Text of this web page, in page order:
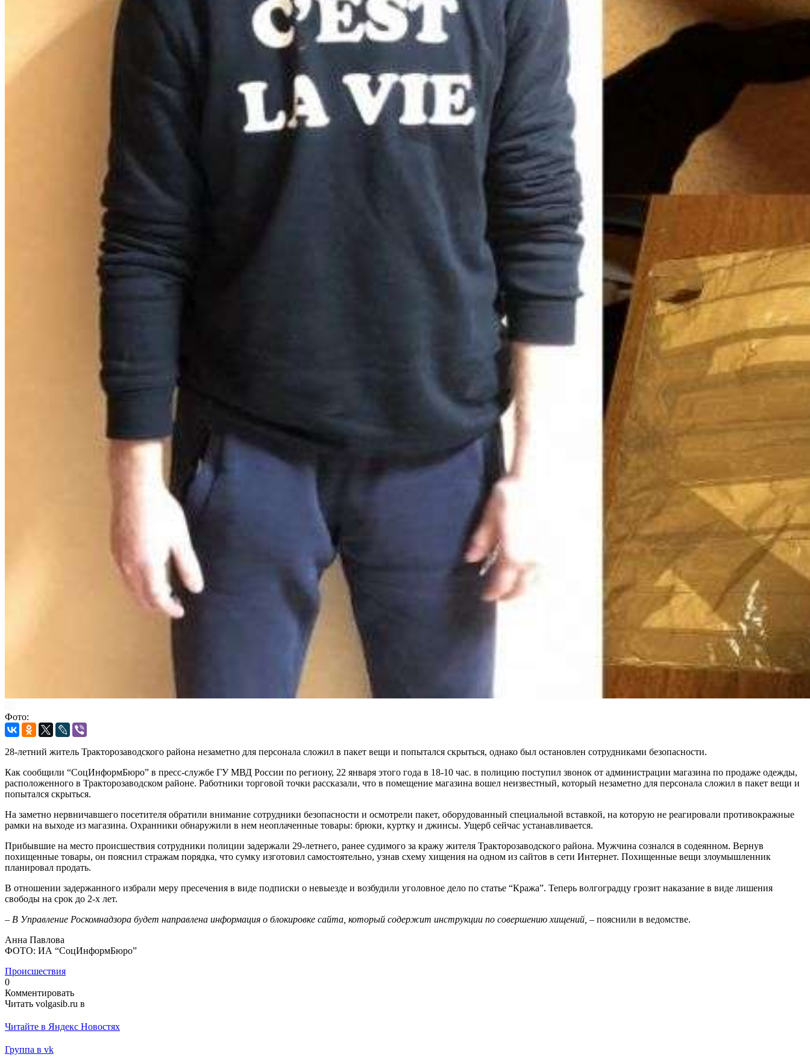
Фото:
28-летний житель Тракторозаводского района незаметно для персонала сложил в пакет вещи и попытался скрыться, однако был остановлен сотрудниками безопасности.
Как сообщили “СоцИнформБюро” в пресс-службе ГУ МВД России по региону, 22 января этого года в 18-10 час. в полицию поступил звонок от администрации магазина по продаже одежды,
расположенного в Тракторозаводском районе. Работники торговой точки рассказали, что в помещение магазина вошел неизвестный, который незаметно для персонала сложил в пакет вещи и
попытался скрыться.
На заметно нервничавшего посетителя обратили внимание сотрудники безопасности и осмотрели пакет, оборудованный специальной вставкой, на которую не реагировали противокражные
рамки на выходе из магазина. Охранники обнаружили в нем неоплаченные товары: брюки, куртку и джинсы. Ущерб сейчас устанавливается.
Прибывшие на место происшествия сотрудники полиции задержали 29-летнего, ранее судимого за кражу жителя Тракторозаводского района. Мужчина сознался в содеянном. Вернув
похищенные товары, он пояснил стражам порядка, что сумку изготовил самостоятельно, узнав схему хищения на одном из сайтов в сети Интернет. Похищенные вещи злоумышленник
планировал продать.
В отношении задержанного избрали меру пресечения в виде подписки о невыезде и возбудили уголовное дело по статье “Кража”. Теперь волгоградцу грозит наказание в виде лишения
свободы на срок до 2-х лет.
– В Управление Роскомнадзора будет направлена информация о блокировке сайта, который содержит инструкции по совершению хищений, – пояснили в ведомстве.
Анна Павлова
ФОТО: ИА “СоцИнформБюро”
Происшествия
0
Комментировать
Читать volgasib.ru в
Читайте в Яндекс Новостях
Группа в vk